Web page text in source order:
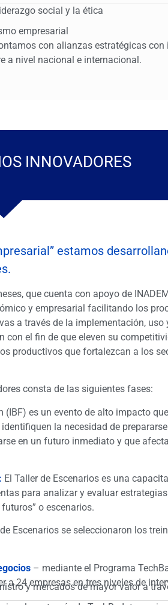
social y la ética
empresarial
con alianzas estratégicas con
a nivel nacional e internacional.
INNOVADORES
estamos
que cuenta con apoyo de
y empresarial facilitando los
a través de la implementación, uso
con el fin de que eleven su
productivos que fortalezcan a los
consta de las siguientes fases:
(IBF) es un evento de alto impacto
la necesidad de
en un futuro inmediato y que
El Taller de Escenarios es una
para analizar y evaluar
o escenarios.
Escenarios se seleccionaron los
– mediante el Programa
a 24 empresas en tres niveles de
y mercados de mayor valor a